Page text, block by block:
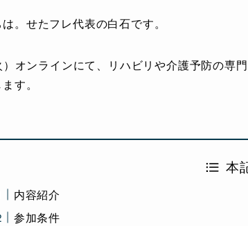
。せたフレ代表の白石です。
オンラインにて、リハビリや介護予防の専
す。
本
内容紹介
参加条件